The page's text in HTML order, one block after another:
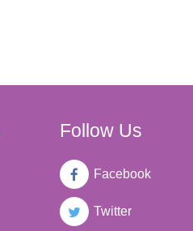
Follow Us
Facebook
Twitter